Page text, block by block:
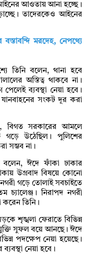
আইনের আওতায় আনা হচ্ছে।
তাদেরকেও আইনের
বস্তাবন্দি মরদেহ, নেপথ্যে
তিনি বলেন, থানা হবে
অস্তিত্ব থাকবে না।
ব্যবস্থা নেয়া হবে।
সংকট দূর করা
বিগত সরকারের আমলে
গড়ে উঠেছিল। পুলিশের
সম্ভব না।
বলেন, ঈদে ফাঁকা ঢাকার
উগ্রবাদ বিষয়ে কোনো
নগরী গড়ে তোলাই সবচাইতে
চ্যালেঞ্জ। নিরাপদ নগরী
করেন তিনি।
শৃঙ্খলা ফেরাতে বিভিন্ন
সুফল বয়ে আনছে। ঈদে
পদক্ষেপ নেয়া হয়েছে।
নেয়া হবে।